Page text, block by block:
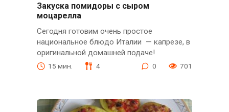
Закуска помидоры с сыром
моцарелла
Сегодня готовим очень простое
национальное блюдо Италии — капрезе, в
оригинальной домашней подаче!
15 мин. 4 0 701